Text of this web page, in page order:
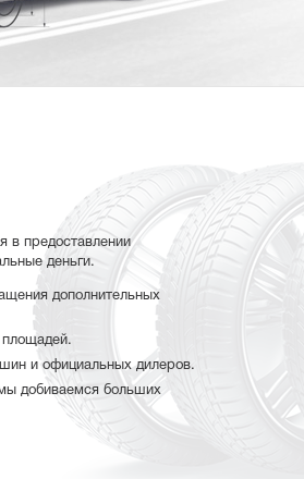
в предоставлении
деньги.
дополнительных
площадей.
и официальных дилеров.
добиваемся больших